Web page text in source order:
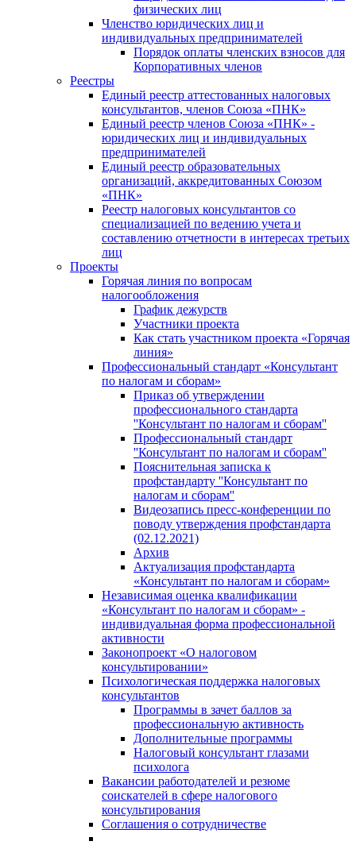
физических лиц
Членство юридических лиц и
индивидуальных предпринимателей
Порядок оплаты членских взносов для
Корпоративных членов
Реестры
Единый реестр аттестованных налоговых
консультантов, членов Союза «ПНК»
Единый реестр членов Союза «ПНК» -
юридических лиц и индивидуальных
предпринимателей
Единый реестр образовательных
организаций, аккредитованных Союзом
«ПНК»
Реестр налоговых консультантов со
специализацией по ведению учета и
составлению отчетности в интересах третьих
лиц
Проекты
Горячая линия по вопросам
налогообложения
График дежурств
Участники проекта
Как стать участником проекта «Горячая
линия»
Профессиональный стандарт «Консультант
по налогам и сборам»
Приказ об утверждении
профессионального стандарта
''Консультант по налогам и сборам''
Профессиональный стандарт
''Консультант по налогам и сборам''
Пояснительная записка к
профстандарту ''Консультант по
налогам и сборам''
Видеозапись пресс-конференции по
поводу утверждения профстандарта
(02.12.2021)
Архив
Актуализация профстандарта
«Консультант по налогам и сборам»
Независимая оценка квалификации
«Консультант по налогам и сборам» -
индивидуальная форма профессиональной
активности
Законопроект «О налоговом
консультировании»
Психологическая поддержка налоговых
консультантов
Программы в зачет баллов за
профессиональную активность
Дополнительные программы
Налоговый консультант глазами
психолога
Вакансии работодателей и резюме
соискателей в сфере налогового
консультирования
Соглашения о сотрудничестве